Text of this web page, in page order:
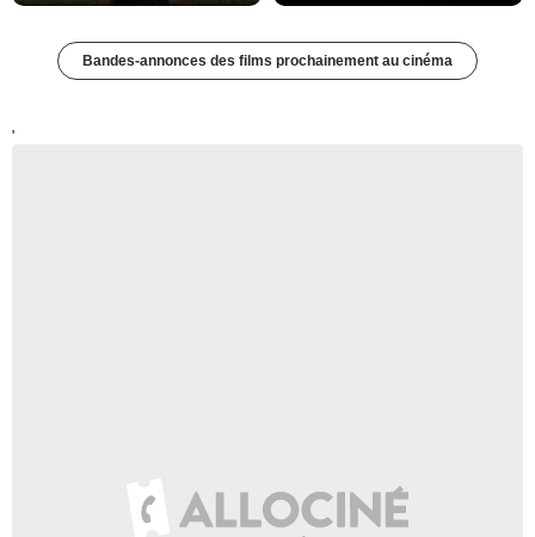
Bandes-annonces des films prochainement au cinéma
'